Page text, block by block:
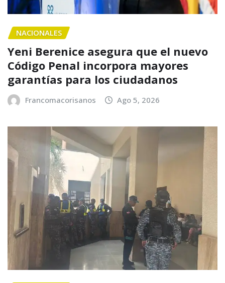
NACIONALES
Yeni Berenice asegura que el nuevo
Código Penal incorpora mayores
garantías para los ciudadanos
Francomacorisanos Ago 5, 2026